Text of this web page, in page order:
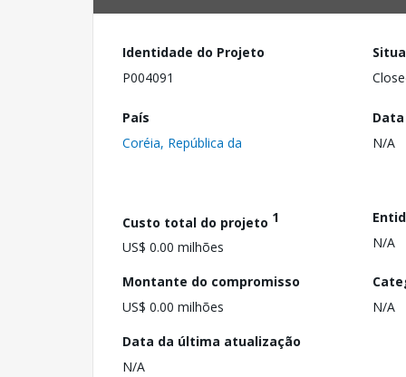
Identidade do Projeto
P004091
País
Coréia, República da
N/A
Custo total do projeto 1
US$ 0.00 milhões
N/A
Montante do compromisso
US$ 0.00 milhões
N/A
Data da última atualização
N/A